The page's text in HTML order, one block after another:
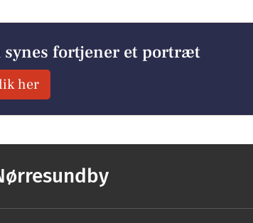
synes fortjener et portræt
her